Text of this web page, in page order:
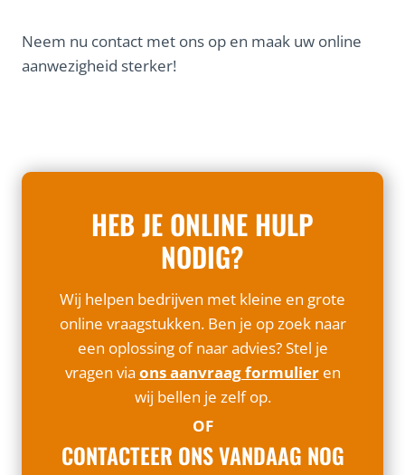
Neem nu contact met ons op en maak uw online
aanwezigheid sterker!
HEB JE ONLINE HULP
NODIG?
Wij helpen bedrijven met kleine en grote
online vraagstukken. Ben je op zoek naar
een oplossing of naar advies? Stel je
vragen via ons aanvraag formulieren
wij bellen je zelf op.
OF
CONTACTEER ONS VANDAAG NOG